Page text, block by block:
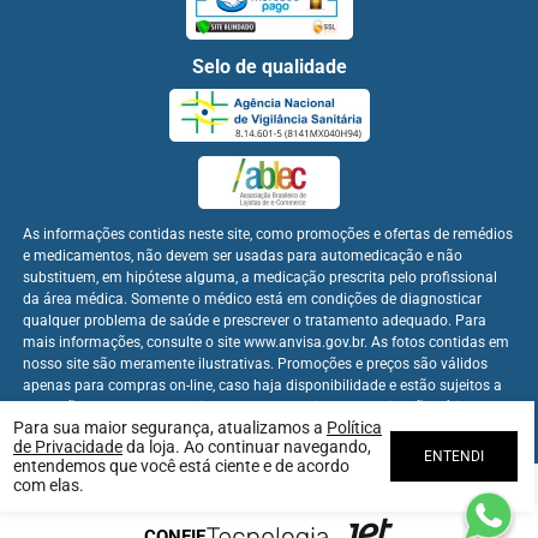
Para sua maior segurança, atualizamos a Política
de Privacidadeda loja. Ao continuar navegando,
entendemos que você está ciente e de acordo
com elas.
ENTENDI
Selo de qualidade
As informações contidas neste site, como promoções e ofertas de remédios
e medicamentos, não devem ser usadas para automedicação e não
substituem, em hipótese alguma, a medicação prescrita pelo profissional
da área médica. Somente o médico está em condições de diagnosticar
qualquer problema de saúde e prescrever o tratamento adequado. Para
mais informações, consulte o site www.anvisa.gov.br. As fotos contidas em
nosso site são meramente ilustrativas. Promoções e preços são válidos
apenas para compras on-line, caso haja disponibilidade e estão sujeitos a
apenas para compras on-line.